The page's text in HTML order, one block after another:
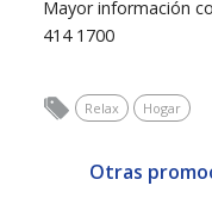
Mayor información
414 1700
Relax Hogar
Otras